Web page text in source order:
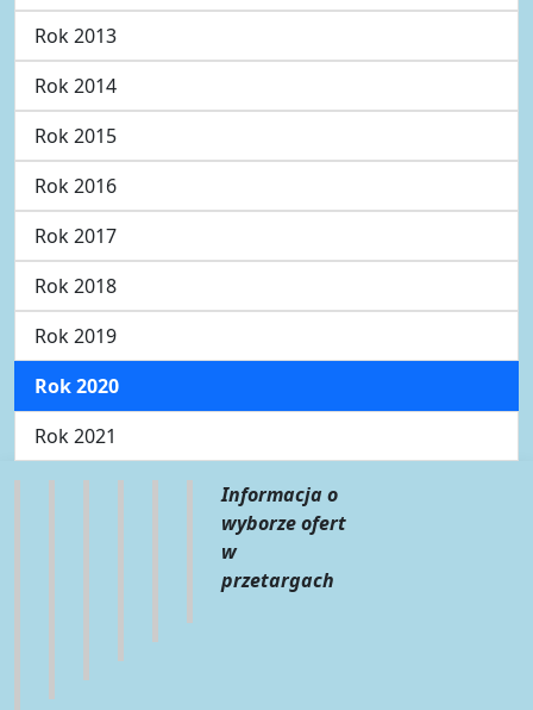
Rok 2013
Rok 2014
Rok 2015
Rok 2016
Rok 2017
Rok 2018
Rok 2019
Rok 2020
Rok 2021
Informacja o
wyborze ofert
w
przetargach